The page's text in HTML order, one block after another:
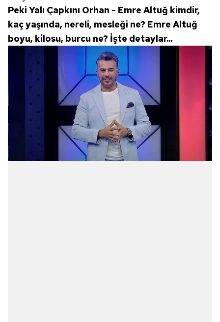
Peki Yalı Çapkını Orhan - Emre Altuğ kimdir,
kaç yaşında, nereli, mesleği ne? Emre Altuğ
boyu, kilosu, burcu ne? İşte detaylar...